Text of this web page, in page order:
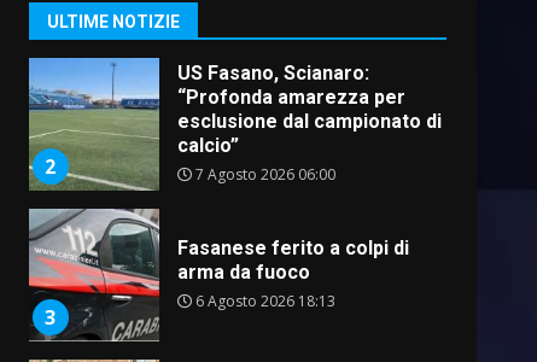
ULTIME NOTIZIE
1
2
US Fasano, Scianaro:
“Profonda amarezza per
esclusione dal campionato di
calcio”
7 Agosto 2026 06:00
3
Fasanese ferito a colpi di
arma da fuoco
6 Agosto 2026 18:13